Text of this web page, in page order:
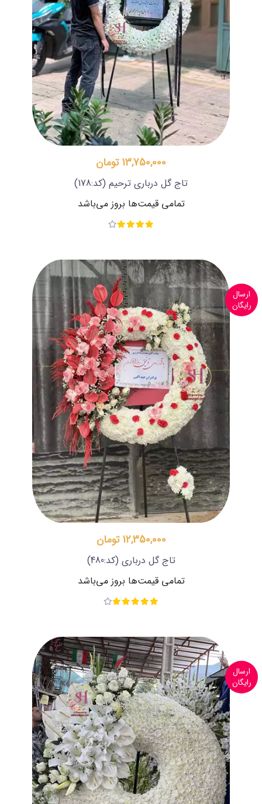
13,750,000 تومان
تاج گل درباری ترحیم (کد:178)
تمامی قیمت‌ها بروز می‌باشد
ارسال
رایگان
12,350,000 تومان
تاج گل درباری (کد:480)
تمامی قیمت‌ها بروز می‌باشد
ارسال
رایگان